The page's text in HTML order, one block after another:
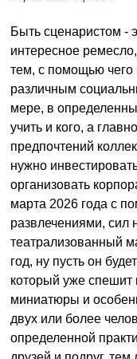
Быть сценаристом -
интересное
тем, с помощью чего
различным
мере, в
учить и кого, а
предпочтений
нужно
организовать
марта 2026 года с
развлечениями, сил
театрализованный
год, ну пусть он
который уже
миниатюры и
двух или более
определенной